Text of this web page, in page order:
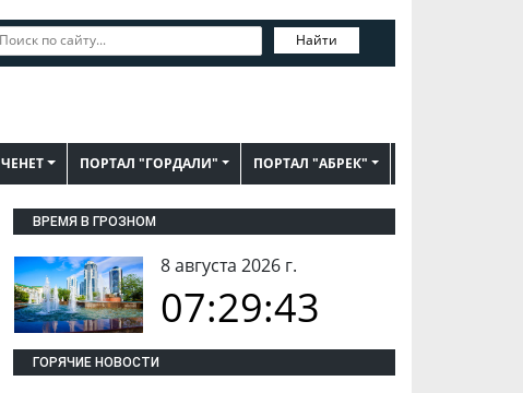
Найти
ЧЕНЕТ ПОРТАЛ "ГОРДАЛИ" ПОРТАЛ "АБРЕК"
ВРЕМЯ В ГРОЗНОМ
8 августа 2026 г.
07:29:44
ГОРЯЧИЕ НОВОСТИ